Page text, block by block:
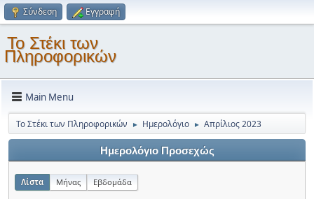
Σύνδεση Εγγραφή
Το Στέκι των
Πληροφορικών
Main Menu
Το Στέκι των Πληροφορικών ► Ημερολόγιο ► Απρίλιος 2023
Ημερολόγιο Προσεχώς
Λίστα Μήνας Εβδομάδα